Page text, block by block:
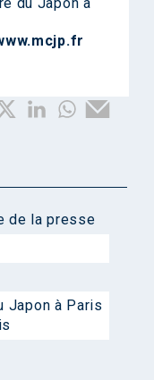
de la presse
Japon à Paris